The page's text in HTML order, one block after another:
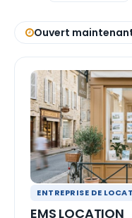
Ouvert
ENTREPRISE DE
EMS LOCATION